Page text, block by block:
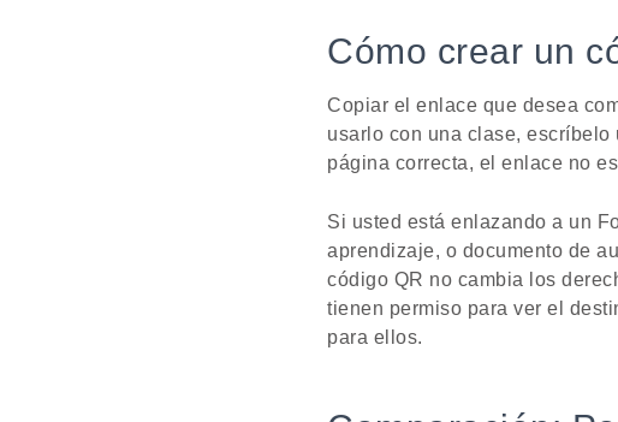
Cómo crear un
Copiar el enlace que desea
usarlo con una clase,
página correcta, el enlace no
Si usted está enlazando a un
aprendizaje, o documento de
código QR no cambia los
tienen permiso para ver el
para ellos.